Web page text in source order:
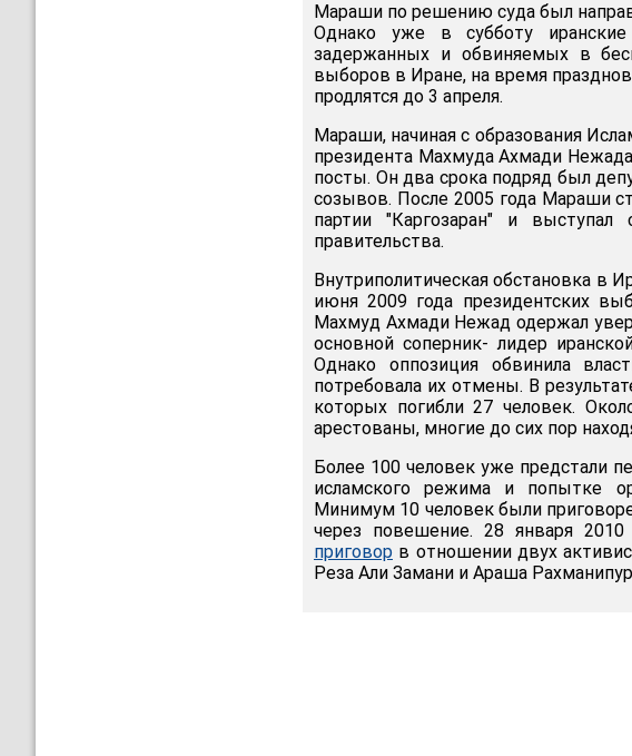
Мараши по решению суда был
Однако уже в субботу
задержанных и обвиняемых в
выборов в Иране, на время
продлятся до 3 апреля.
Мараши, начиная с образования
президента Махмуда Ахмади
посты. Он два срока подряд был
созывов. После 2005 года Мараши
партии "Каргозаран" и
правительства.
Внутриполитическая обстановка в
июня 2009 года президентских
Махмуд Ахмади Нежад одержал
основной соперник- лидер
Однако оппозиция обвинила
потребовала их отмены. В
которых погибли 27 человек.
арестованы, многие до сих пор
Более 100 человек уже предстали
исламского режима и попытке
Минимум 10 человек были
через повешение. 28 января
приговор в отношении двух
Реза Али Замани и Араша